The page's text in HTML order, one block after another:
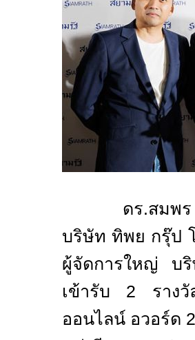
ดร.สมพร สืบ
บริษัท ทิพย กรุ๊ป
ผู้จัดการใหญ่ บ
เข้ารับ 2 รางวั
ออนไลน์ อวอร์ด